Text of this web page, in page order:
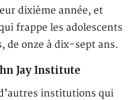
dixième année, et
frappe les adolescents
de onze à dix-sept ans.
Jay Institute
institutions qui